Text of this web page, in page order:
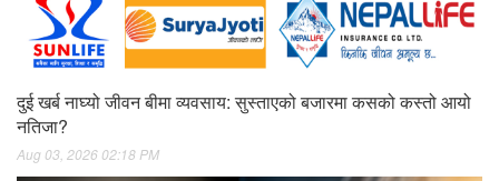
दुई खर्ब नाघ्यो जीवन बीमा व्यवसाय: सुस्ताएको बजारमा कसको कस्तो आयो
नतिजा?
Aug 03, 2026 02:18 PM